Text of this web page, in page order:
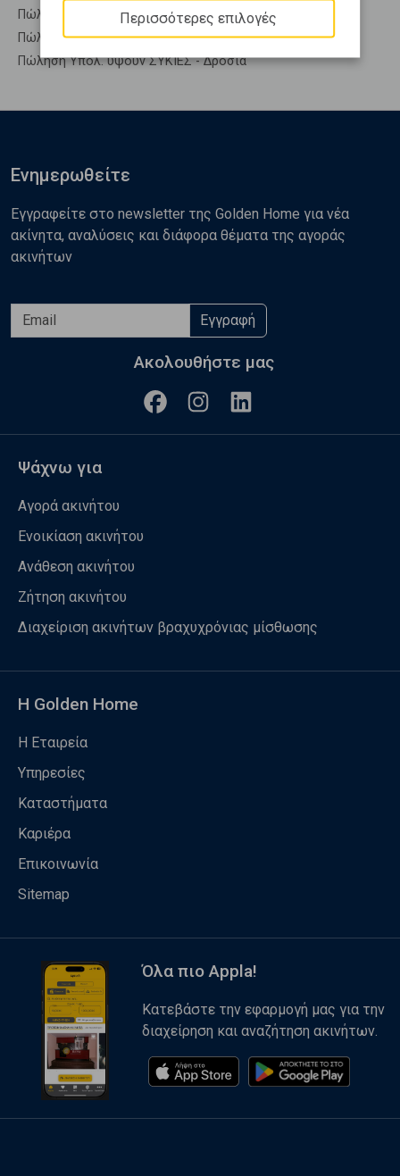
Πώληση Υπόγεια ΣΥΚΙΕΣ - Δροσιά
Πώληση Υπόσκαφα ΣΥΚΙΕΣ - Δροσιά
Πώληση Υπολ. υψουν ΣΥΚΙΕΣ - Δροσιά
Περισσότερες επιλογές
Ενημερωθείτε
Εγγραφείτε στο newsletter της Golden Home για νέα
ακίνητα, αναλύσεις και διάφορα θέματα της αγοράς
ακινήτων
Εγγραφή
Ακολουθήστε μας
Ψάχνω για
Αγορά ακινήτου
Ενοικίαση ακινήτου
Ανάθεση ακινήτου
Ζήτηση ακινήτου
Διαχείριση ακινήτων βραχυχρόνιας μίσθωσης
Η Golden Home
Η Εταιρεία
Υπηρεσίες
Καταστήματα
Καριέρα
Επικοινωνία
Sitemap
Όλα πιο Appla!
Κατεβάστε την εφαρμογή μας για την
διαχείρηση και αναζήτηση ακινήτων.